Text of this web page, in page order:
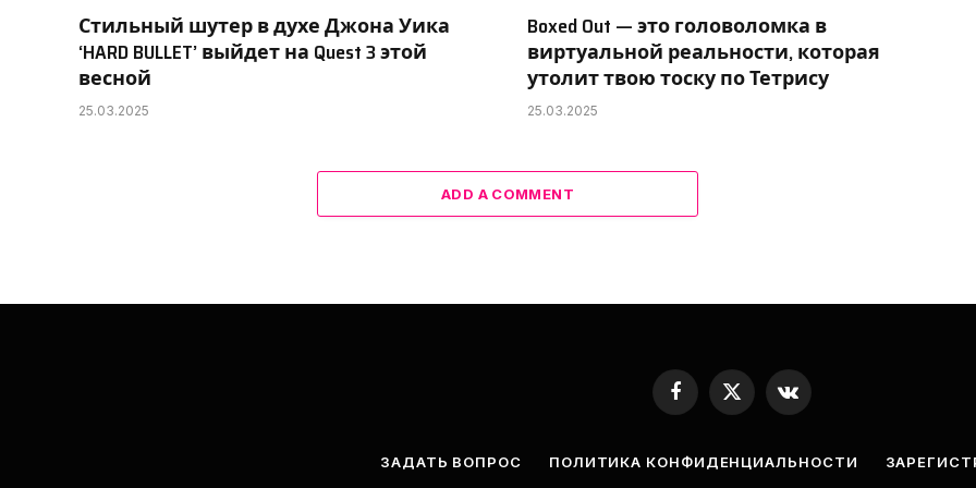
Стильный шутер в духе Джона Уика
‘HARD BULLET’ выйдет на Quest 3 этой
весной
25.03.2025
Boxed Out — это головоломка в
виртуальной реальности, которая
утолит твою тоску по Тетрису
25.03.2025
ADD A COMMENT
Facebook
X
VKontakte
ЗАДАТЬ ВОПРОС ПОЛИТИКА КОНФИДЕНЦИАЛЬНОСТИ